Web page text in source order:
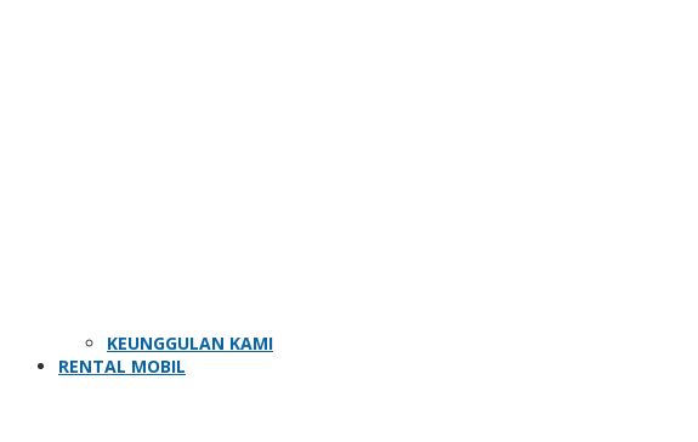
KEUNGGULAN KAMI
RENTAL MOBIL